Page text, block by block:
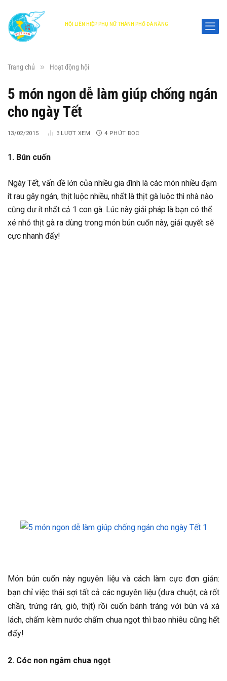
HỘI LIÊN HIỆP PHỤ NỮ THÀNH PHỐ ĐÀ NẴNG
Trang chủ » Hoạt động hội
5 món ngon dễ làm giúp chống ngán
cho ngày Tết
13/02/2015 3 LƯỢT XEM 4 PHÚT ĐỌC
1. Bún cuốn
Ngày Tết, vấn đề lớn của nhiều gia đình là các món nhiều đạm
ít rau gây ngán, thịt luộc nhiều, nhất là thịt gà luộc thì nhà nào
cũng dư ít nhất cả 1 con gà. Lúc này giải pháp là bạn có thể
xé nhỏ thịt gà ra dùng trong món bún cuốn này, giải quyết sẽ
cực nhanh đấy!
Món bún cuốn này nguyên liệu và cách làm cực đơn giản:
bạn chỉ việc thái sợi tất cả các nguyên liệu (dưa chuột, cà rốt
chần, trứng rán, giò, thịt) rồi cuốn bánh tráng với bún và xà
lách, chấm kèm nước chấm chua ngọt thì bao nhiêu cũng hết
đấy!
2. Cóc non ngâm chua ngọt